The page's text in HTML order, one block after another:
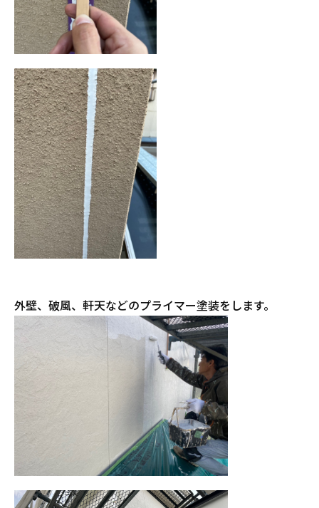
外壁、破風、軒天などのプライマー塗装をします。